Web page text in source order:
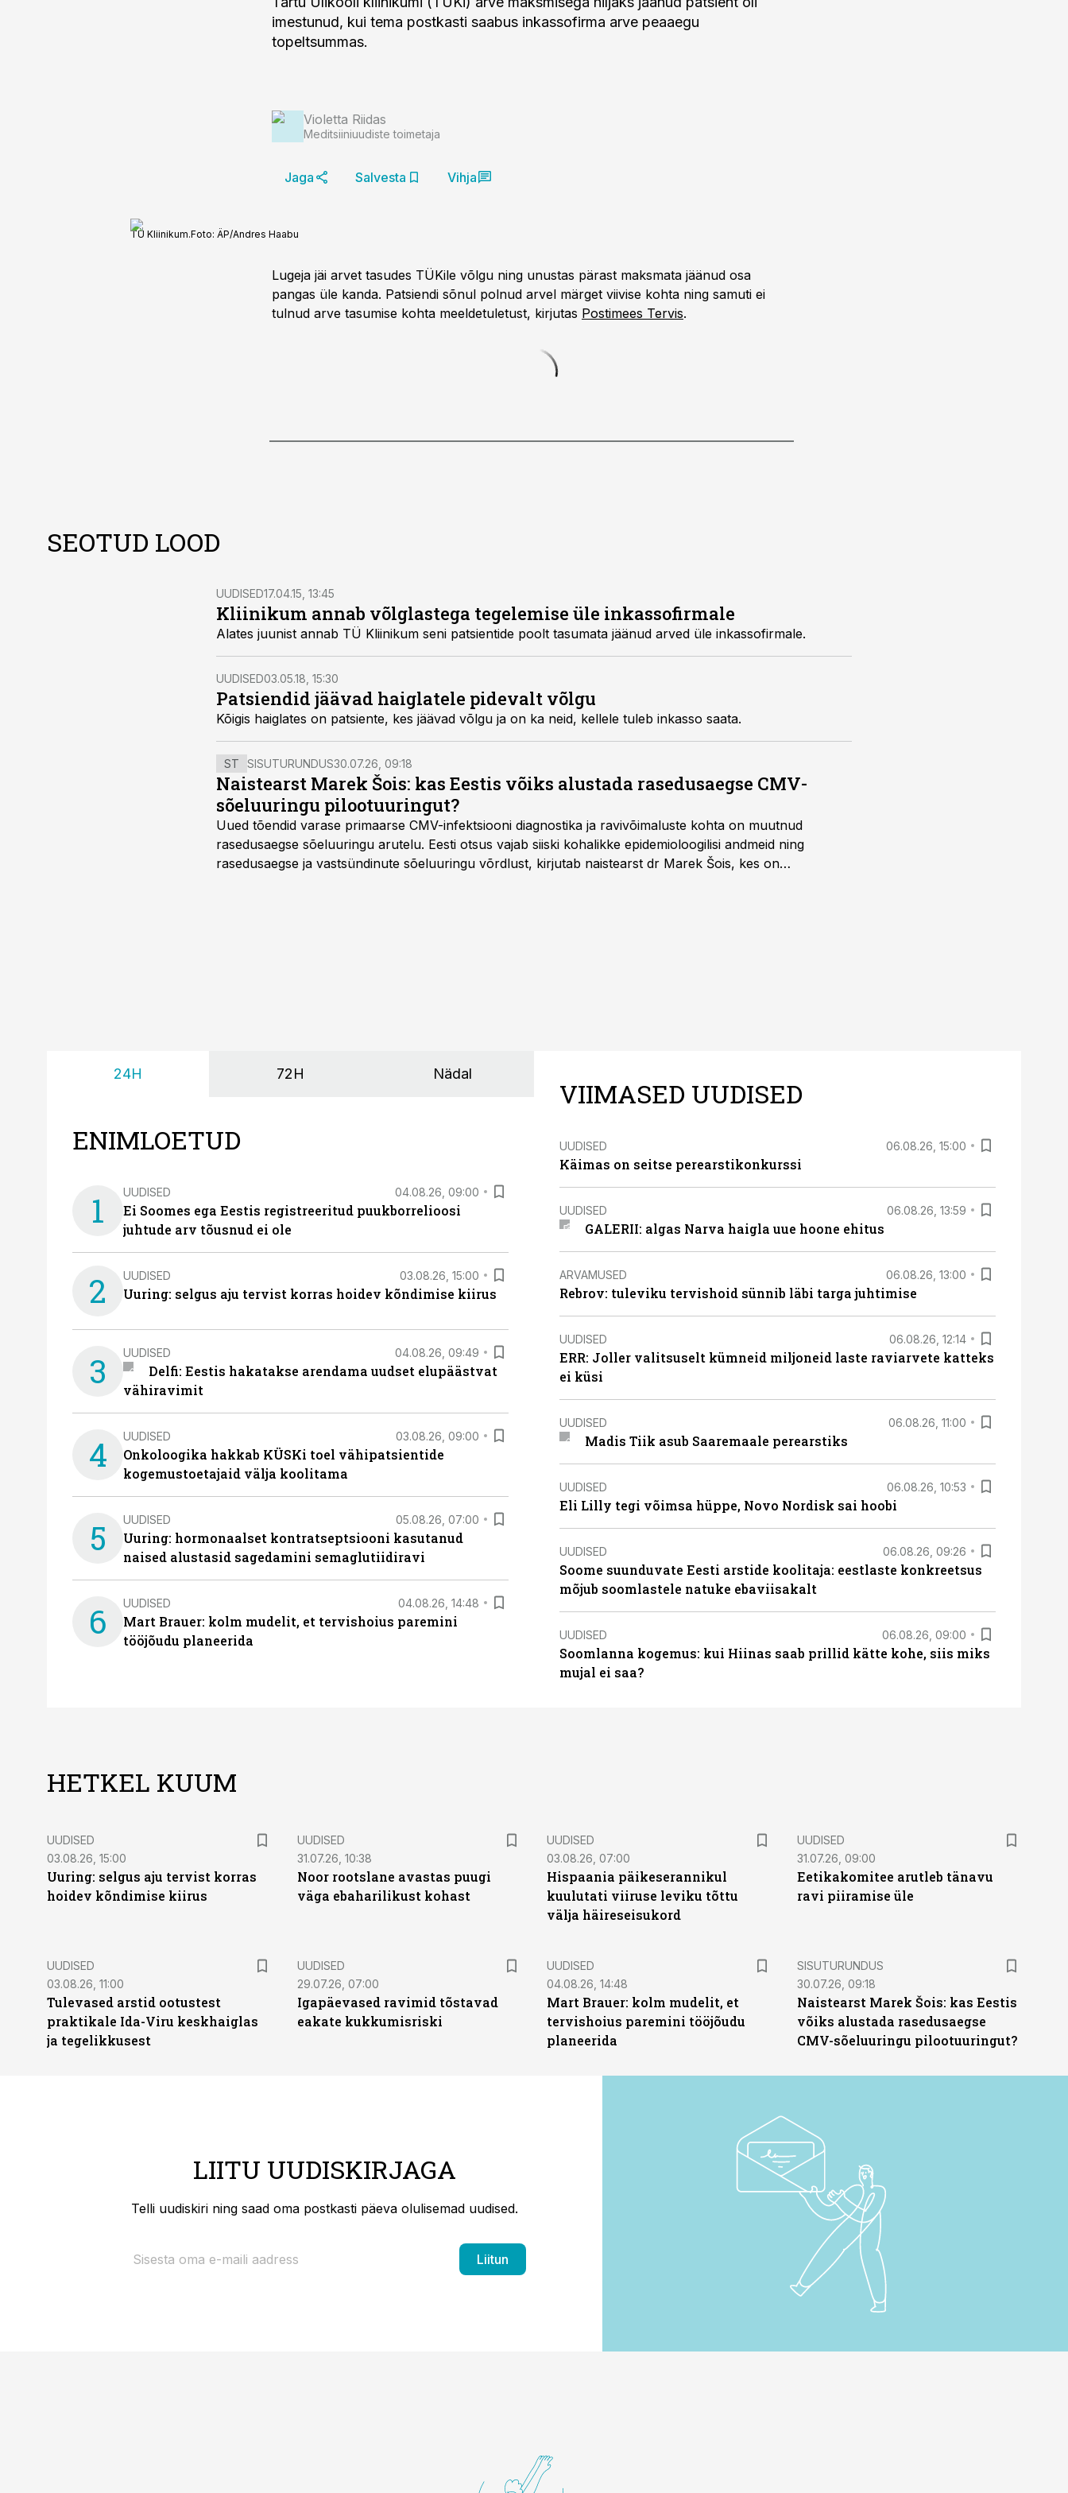
imestunud, kui tema postkasti saabus inkassofirma arve peaaegu
topeltsummas.
Violetta Riidas
Meditsiiniuudiste toimetaja
Jaga Salvesta Vihja
TÜ Kliinikum.Foto: ÄP/Andres Haabu
Lugeja jäi arvet tasudes TÜKile võlgu ning unustas pärast maksmata jäänud osa
pangas üle kanda. Patsiendi sõnul polnud arvel märget viivise kohta ning samuti ei
tulnud arve tasumise kohta meeldetuletust, kirjutas Postimees Tervis.
SEOTUD LOOD
UUDISED17.04.15, 13:45
Kliinikum annab võlglastega tegelemise üle inkassofirmale
Alates juunist annab TÜ Kliinikum seni patsientide poolt tasumata jäänud arved üle inkassofirmale.
UUDISED03.05.18, 15:30
Patsiendid jäävad haiglatele pidevalt võlgu
Kõigis haiglates on patsiente, kes jäävad võlgu ja on ka neid, kellele tuleb inkasso saata.
ST SISUTURUNDUS30.07.26, 09:18
Naistearst Marek Šois: kas Eestis võiks alustada rasedusaegse CMV-
sõeluuringu pilootuuringut?
Uued tõendid varase primaarse CMV-infektsiooni diagnostika ja ravivõimaluste kohta on muutnud
rasedusaegse sõeluuringu arutelu. Eesti otsus vajab siiski kohalikke epidemioloogilisi andmeid ning
rasedusaegse ja vastsündinute sõeluuringu võrdlust, kirjutab naistearst dr Marek Šois, kes on
24H 72H Nädal
ENIMLOETUD
1 UUDISED 04.08.26, 09:00
Ei Soomes ega Eestis registreeritud puukborrelioosi
juhtude arv tõusnud ei ole
2 UUDISED 03.08.26, 15:00
Uuring: selgus aju tervist korras hoidev kõndimise kiirus
3 UUDISED 04.08.26, 09:49
Delfi: Eestis hakatakse arendama uudset elupäästvat
vähiravimit
4 UUDISED 03.08.26, 09:00
Onkoloogika hakkab KÜSKi toel vähipatsientide
kogemustoetajaid välja koolitama
5 UUDISED 05.08.26, 07:00
Uuring: hormonaalset kontratseptsiooni kasutanud
naised alustasid sagedamini semaglutiidiravi
6 UUDISED 04.08.26, 14:48
Mart Brauer: kolm mudelit, et tervishoius paremini
tööjõudu planeerida
VIIMASED UUDISED
UUDISED 06.08.26, 15:00
Käimas on seitse perearstikonkurssi
UUDISED 06.08.26, 13:59
GALERII: algas Narva haigla uue hoone ehitus
ARVAMUSED 06.08.26, 13:00
Rebrov: tuleviku tervishoid sünnib läbi targa juhtimise
UUDISED 06.08.26, 12:14
ERR: Joller valitsuselt kümneid miljoneid laste raviarvete katteks
ei küsi
UUDISED 06.08.26, 11:00
Madis Tiik asub Saaremaale perearstiks
UUDISED 06.08.26, 10:53
Eli Lilly tegi võimsa hüppe, Novo Nordisk sai hoobi
UUDISED 06.08.26, 09:26
Soome suunduvate Eesti arstide koolitaja: eestlaste konkreetsus
mõjub soomlastele natuke ebaviisakalt
UUDISED 06.08.26, 09:00
Soomlanna kogemus: kui Hiinas saab prillid kätte kohe, siis miks
mujal ei saa?
HETKEL KUUM
UUDISED
03.08.26, 15:00
Uuring: selgus aju tervist korras
hoidev kõndimise kiirus
UUDISED
31.07.26, 10:38
Noor rootslane avastas puugi
väga ebaharilikust kohast
UUDISED
03.08.26, 07:00
Hispaania päikeserannikul
kuulutati viiruse leviku tõttu
välja häireseisukord
UUDISED
31.07.26, 09:00
Eetikakomitee arutleb tänavu
ravi piiramise üle
UUDISED
03.08.26, 11:00
Tulevased arstid ootustest
praktikale Ida-Viru keskhaiglas
ja tegelikkusest
UUDISED
29.07.26, 07:00
Igapäevased ravimid tõstavad
eakate kukkumisriski
UUDISED
04.08.26, 14:48
Mart Brauer: kolm mudelit, et
tervishoius paremini tööjõudu
planeerida
ST
SISUTURUNDUS
30.07.26, 09:18
Naistearst Marek Šois: kas Eestis
võiks alustada rasedusaegse
CMV-sõeluuringu pilootuuringut?
LIITU UUDISKIRJAGA
Telli uudiskiri ning saad oma postkasti päeva olulisemad uudised.
Liitun